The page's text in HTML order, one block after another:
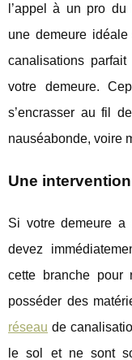
l’appel à un pro
une demeure
canalisations
votre demeure.
s’encrasser au fil
nauséabonde, voire
Une
Si votre demeure a
devez
cette branche pour
posséder des
réseau de
le sol et ne sont